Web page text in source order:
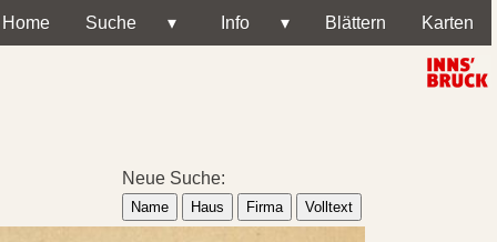
Home Suche ▾ Info ▾ Blättern Karten
Neue Suche:
Name Haus Firma Volltext